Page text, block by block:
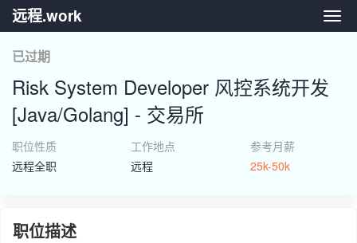
远
远程.work
已过期
Risk System Developer 风控系统开发
[Java/Golang] - 交易所
职位性质
远程全职
工作地点
远程
参考月薪
25k-50k
职位描述